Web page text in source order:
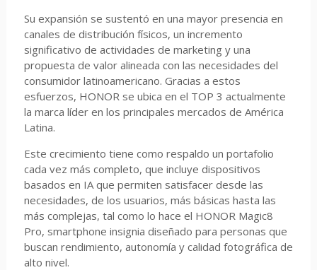
Su expansión se sustentó en una mayor presencia en
canales de distribución físicos, un incremento
significativo de actividades de marketing y una
propuesta de valor alineada con las necesidades del
consumidor latinoamericano. Gracias a estos
esfuerzos, HONOR se ubica en el TOP 3 actualmente
la marca líder en los principales mercados de América
Latina.
Este crecimiento tiene como respaldo un portafolio
cada vez más completo, que incluye dispositivos
basados en IA que permiten satisfacer desde las
necesidades, de los usuarios, más básicas hasta las
más complejas, tal como lo hace el HONOR Magic8
Pro, smartphone insignia diseñado para personas que
buscan rendimiento, autonomía y calidad fotográfica de
alto nivel.